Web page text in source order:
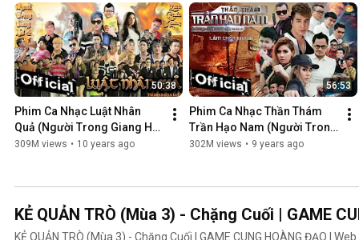
50:38
Phim Ca Nhạc Luật Nhân
Quả (Người Trong Giang Hồ
4) - Lâm Chấn Khang 2016
309M views • 10 years ago
56:53
Phim Ca Nhạc Thần Thám
Trần Hạo Nam (Người Trong
Giang Hồ 5) - Lâm Chấn
302M views • 9 years ago
KẺ QUẢN TRÒ (Mùa 3) - Chặng Cuối | GAME
KẺ QUẢN TRÒ (Mùa 3) - Chặng Cuối | GAME CUNG HOÀNG ĐẠO |